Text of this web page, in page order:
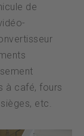
de
à café, fours
etc.